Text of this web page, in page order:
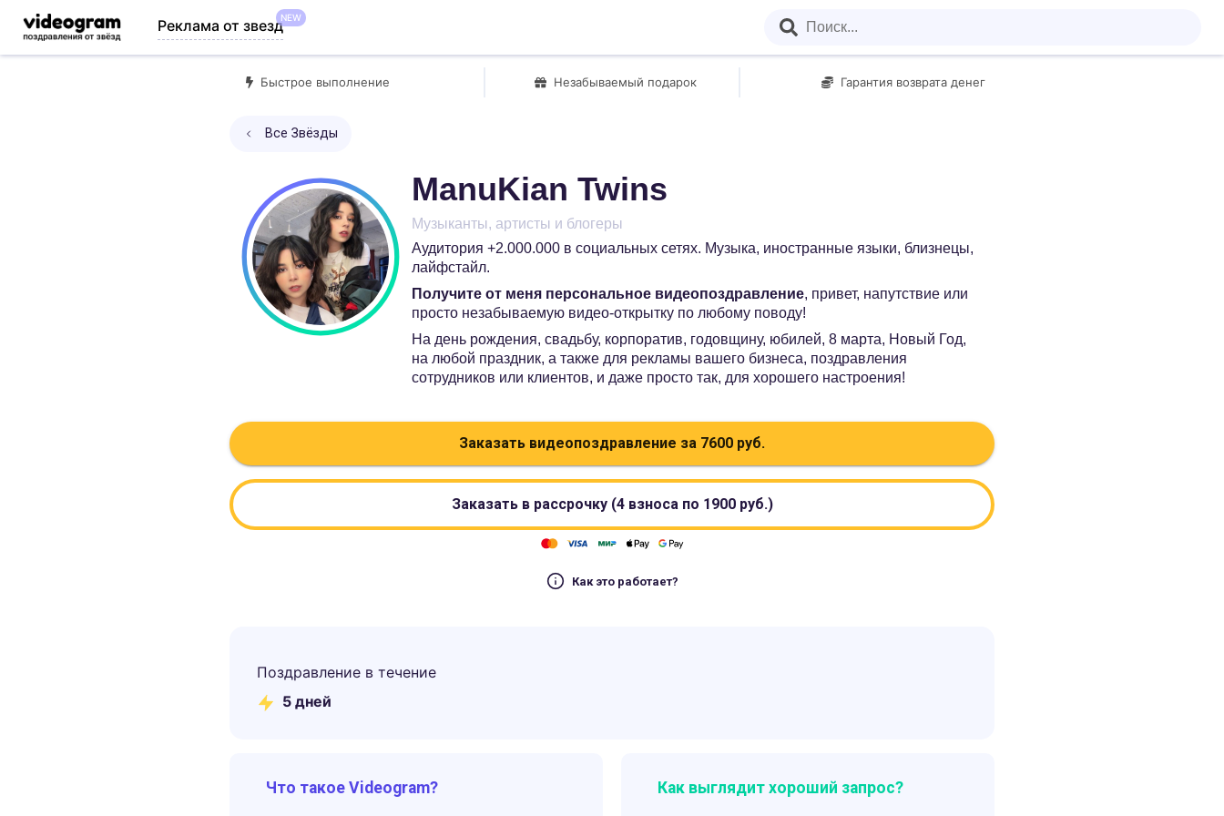
Реклама от звездNEW
Быстрое выполнение Незабываемый подарок Гарантия возврата денег
Все Звёзды
ManuKian Twins
Музыканты, артисты и блогеры
Аудитория +2.000.000 в социальных сетях. Музыка, иностранные языки, близнецы,
лайфстайл.
Получите от меня персональное видеопоздравление, привет, напутствие или
просто незабываемую видео-открытку по любому поводу!
На день рождения, свадьбу, корпоратив, годовщину, юбилей, 8 марта, Новый Год,
на любой праздник, а также для рекламы вашего бизнеса, поздравления
сотрудников или клиентов, и даже просто так, для хорошего настроения!
Заказать видеопоздравление за 7600 руб.
Заказать в рассрочку (4 взноса по 1900руб.)
Как это работает?
Поздравление в течение
5 дней
Что такое Videogram? Как выглядит хороший запрос?